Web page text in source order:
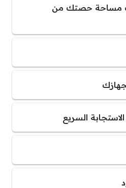
مساحة حصتك من